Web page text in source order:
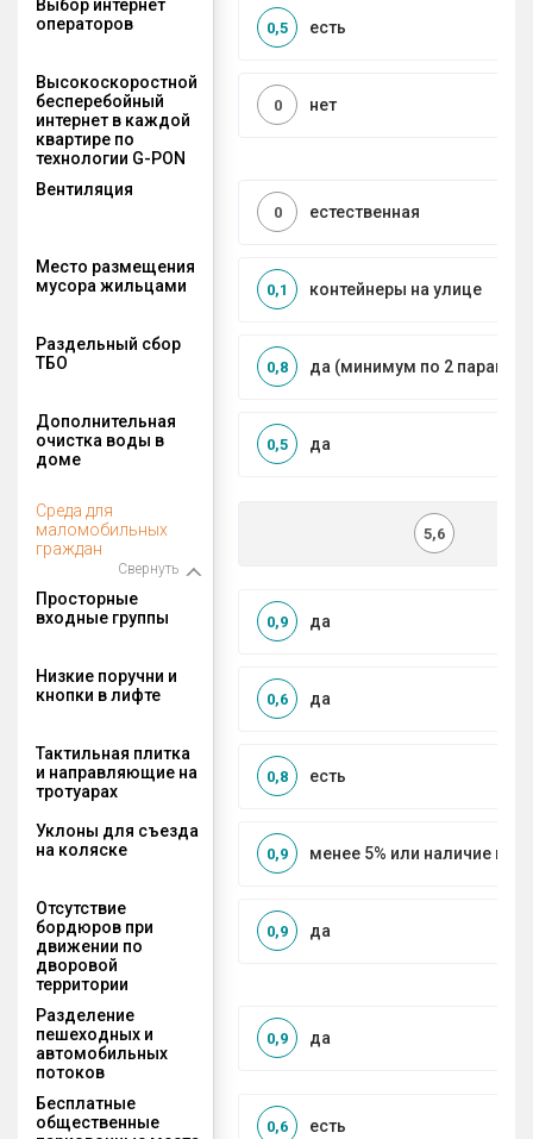
Выбор интернет
операторов
есть
0,5
Высокоскоростной
бесперебойный
интернет в каждой
квартире по
технологии G-PON
нет
0
Вентиляция
естественная
0
Место размещения
мусора жильцами
контейнеры на улице
0,1
Раздельный сбор
ТБО
да (минимум по 2
0,8
Дополнительная
очистка воды в
доме
да
0,5
Среда для
маломобильных
граждан
Свернуть
5,6
Просторные
входные группы
да
0,9
Низкие поручни и
кнопки в лифте
да
0,6
Тактильная плитка
и направляющие на
тротуарах
есть
0,8
Уклоны для съезда
на коляске
менее 5% или наличие
0,9
Отсутствие
бордюров при
движении по
дворовой
территории
да
0,9
Разделение
пешеходных и
автомобильных
потоков
да
0,9
Бесплатные
общественные
есть
0,6